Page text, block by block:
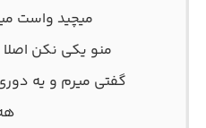
میچید واست
منو یکی نکن اصلا
گفتی میرم و یه